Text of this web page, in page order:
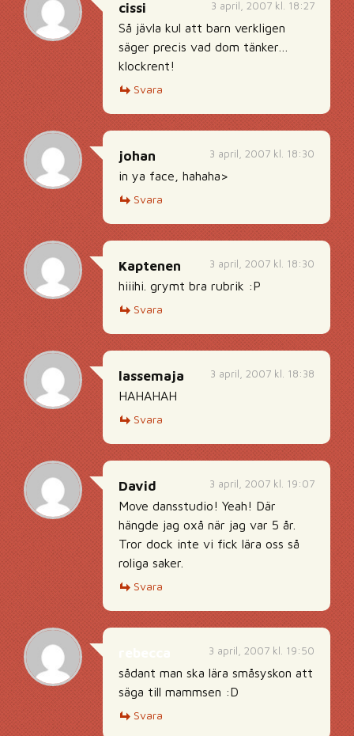
3 april, 2007 kl. 18:27
cissi
Så jävla kul att barn verkligen
säger precis vad dom tänker…
klockrent!
Svara
3 april, 2007 kl. 18:30
johan
in ya face, hahaha>
Svara
3 april, 2007 kl. 18:30
Kaptenen
hiiihi. grymt bra rubrik :P
Svara
3 april, 2007 kl. 18:38
lassemaja
HAHAHAH
Svara
3 april, 2007 kl. 19:07
David
Move dansstudio! Yeah! Där
hängde jag oxå när jag var 5 år.
Tror dock inte vi fick lära oss så
roliga saker.
Svara
3 april, 2007 kl. 19:50
sådant man ska lära småsyskon att
säga till mammsen :D
Svara